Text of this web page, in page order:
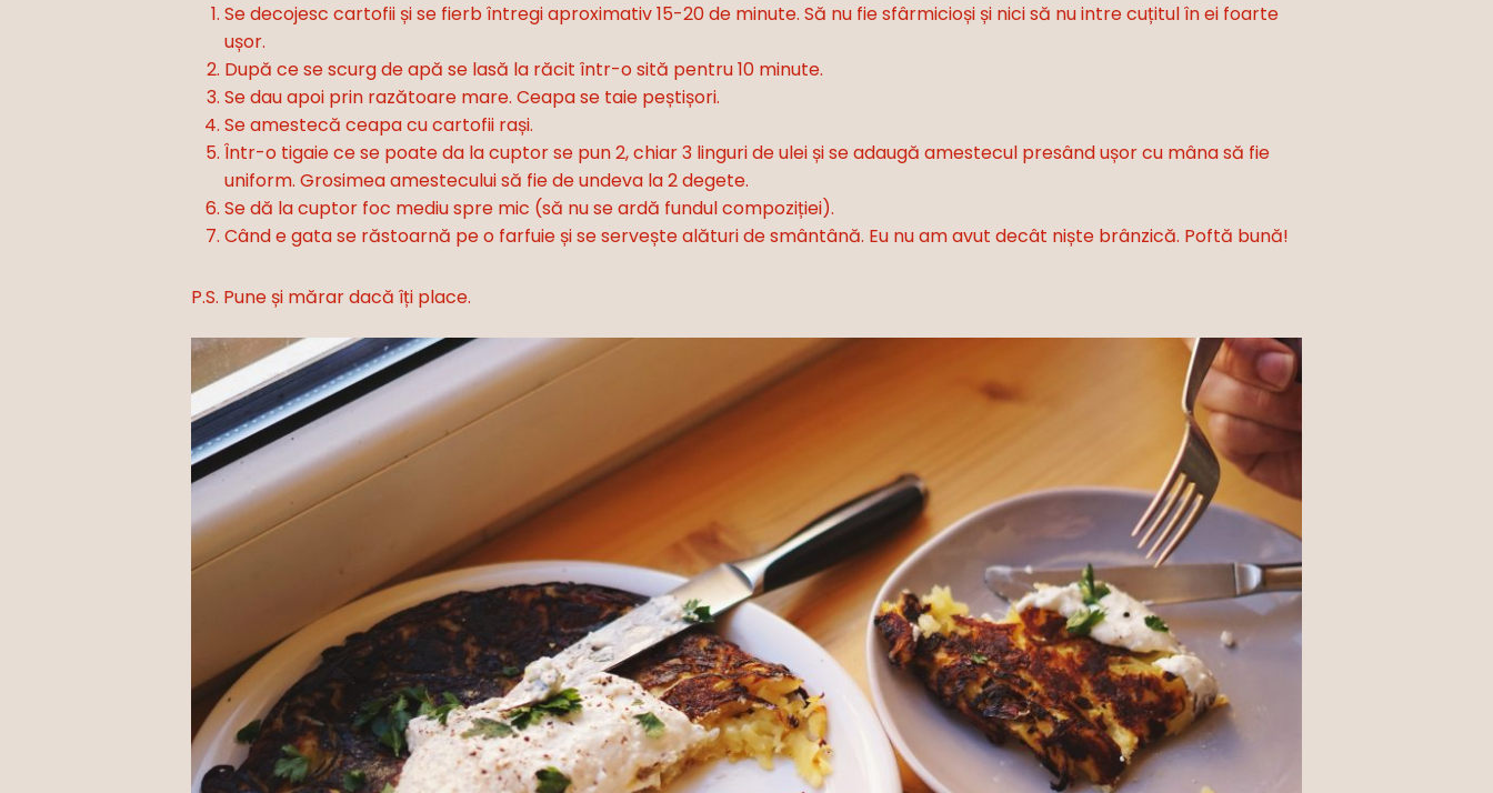
Se decojesc cartofii și se fierb întregi aproximativ 15-20 de minute. Să nu fie sfârmicioși și nici să nu intre cuțitul în ei foarte
ușor.
După ce se scurg de apă se lasă la răcit într-o sită pentru 10 minute.
Se dau apoi prin razătoare mare. Ceapa se taie peștișori.
Se amestecă ceapa cu cartofii rași.
Într-o tigaie ce se poate da la cuptor se pun 2, chiar 3 linguri de ulei și se adaugă amestecul presând ușor cu mâna să fie
uniform. Grosimea amestecului să fie de undeva la 2 degete.
Se dă la cuptor foc mediu spre mic (să nu se ardă fundul compoziției).
Când e gata se răstoarnă pe o farfuie și se servește alături de smântână. Eu nu am avut decât niște brânzică. Poftă bună!
P.S. Pune și mărar dacă îți place.